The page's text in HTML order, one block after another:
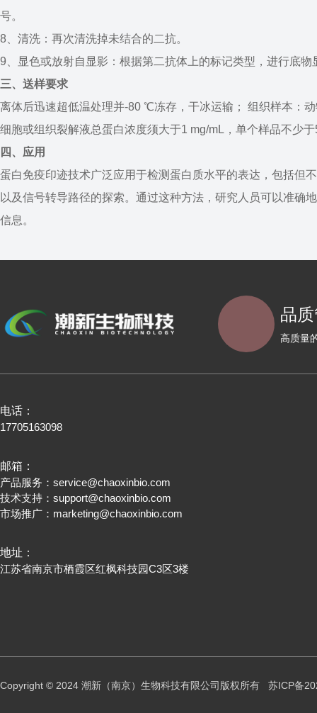
号。
8、清洗：再次清洗掉未结合的二抗。
9、显色或放射自显影：根据第二抗体上的标记类型，进行底
三、送样要求
离体后迅速超低温处理并-80 ℃冻存，干冰运输； 组织样本：
细胞或组织裂解液总蛋白浓度须大于1 mg/mL，单个样品不少
四、应用
蛋白免疫印迹技术广泛应用于检测蛋白质水平的表达，包括但
以及信号转导路径的探索。通过这种方法，研究人员可以准确
信息。
品
高质量
电话：
17705163098
邮箱：
产品服务： service@chaoxinbio.com
技术支持： support@chaoxinbio.com
市场推广： marketing@chaoxinbio.com
地址：
江苏省南京市栖霞区红枫科技园C3区3楼
Copyright © 2024 潮新（南京）生物科技有限公司版权所有 苏ICP备